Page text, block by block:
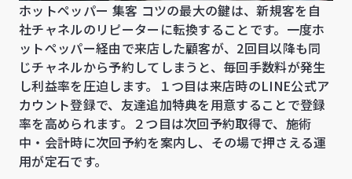
ホットペッパー 集客 コツの最大の鍵は、新規客を自
社チャネルのリピーターに転換することです。一度ホ
ットペッパー経由で来店した顧客が、2回目以降も同
じチャネルから予約してしまうと、毎回手数料が発生
し利益率を圧迫します。１つ目は来店時のLINE公式ア
カウント登録で、友達追加特典を用意することで登録
率を高められます。２つ目は次回予約取得で、施術
中・会計時に次回予約を案内し、その場で押さえる運
用が定石です。